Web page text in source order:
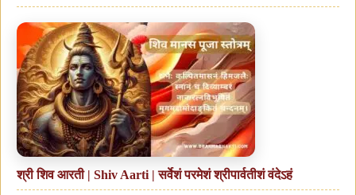
श्री शिव आरती | Shiv Aarti | सर्वेशं परमेशं श्रीपार्वतीशं वंदेऽहं